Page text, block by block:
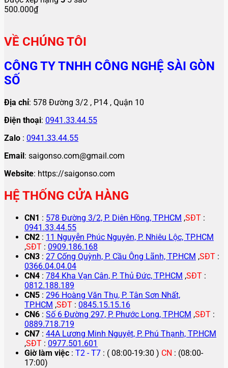
500.000₫
VỀ CHÚNG TÔI
CÔNG TY TNHH CÔNG NGHỆ SÀI GÒN
SỐ
Địa chỉ: 578 Đường 3/2 , P14 , Quận 10
Điện thoại: 0941.33.44.55
Zalo : 0941.33.44.55
Email: saigonso.com@gmail.com
Website: https://saigonso.com
HỆ THỐNG CỬA HÀNG
CN1 : 578 Đường 3/2, P. Diên Hồng, TP.HCM ,SĐT :
0941.33.44.55
CN2 : 11 Nguyễn Phúc Nguyên, P. Nhiêu Lộc, TP.HCM
,SĐT : 0909.186.168
CN3 : 27 Cống Quỳnh, P. Cầu Ông Lãnh, TP.HCM ,SĐT :
0366.04.04.04
CN4 : 784 Kha Vạn Cân, P. Thủ Đức, TP.HCM ,SĐT :
0812.188.189
CN5 : 296 Hoàng Văn Thụ, P. Tân Sơn Nhất,
TP.HCM ,SĐT : 0845.15.15.16
CN6 : Số 6 Đường 297, P. Phước Long, TP.HCM ,SĐT :
0889.718.719
CN7 : 44A Lương Minh Nguyệt, P. Phú Thạnh, TP.HCM
,SĐT : 0977.501.601
Giờ làm việc : T2 - T7 : ( 08:00-19:30 ) CN : (08:00-
17:00)